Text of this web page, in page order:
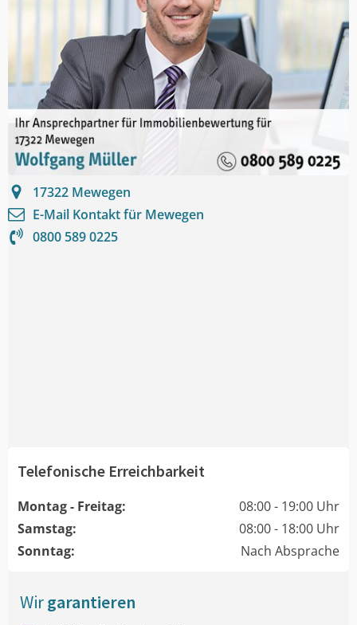
17322 Mewegen
E-Mail Kontakt für Mewegen
0800 589 0225
Telefonische Erreichbarkeit
Montag - Freitag:
08:00 - 19:00 Uhr
Samstag:
08:00 - 18:00 Uhr
Sonntag:
Nach Absprache
Wirgarantieren